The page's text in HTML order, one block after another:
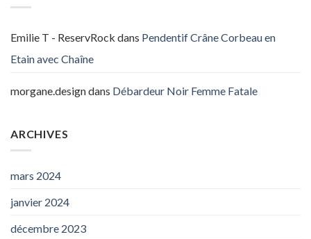
Emilie T - ReservRock dans Pendentif Crâne Corbeau en
Etain avec Chaîne
morgane.designdans Débardeur Noir Femme Fatale
ARCHIVES
mars 2024
janvier 2024
décembre 2023